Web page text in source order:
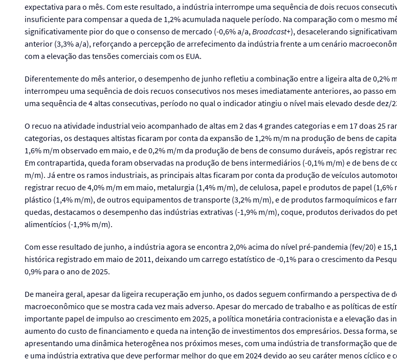
expectativa para o mês. Com este resultado, a indústria interrompe uma sequência de dois recuos
insuficiente para compensar a queda de 1,2% acumulada naquele período. Na comparação com o mesmo
significativamente pior do que o consenso de mercado (-0,6% a/a,Broadcast+), desacelerando
anterior (3,3% a/a), reforçando a percepção de arrefecimento da indústria frente a um cenário
com a elevação das tensões comerciais com os EUA.
Diferentemente do mês anterior, o desempenho de junho refletiu a combinação entre a ligeira alta de 0,2%
interrompeu uma sequência de dois recuos consecutivos nos meses imediatamente anteriores, ao passo
uma sequência de 4 altas consecutivas, período no qual o indicador atingiu o nível mais elevado desde dez/
O recuo na atividade industrial veio acompanhado de altas em 2 das 4 grandes categorias e em 17 doas 25
categorias, os destaques altistas ficaram por conta da expansão de 1,2% m/m na produção de bens de
1,6% m/m observado em maio, e de 0,2% m/m da produção de bens de consumo duráveis, após registrar
Em contrapartida, queda foram observadas na produção de bens intermediários (-0,1% m/m) e de bens de
m/m). Já entre os ramos industriais, as principais altas ficaram por conta da produção de veículos
registrar recuo de 4,0% m/m em maio, metalurgia (1,4% m/m), de celulosa, papel e produtos de papel
plástico (1,4% m/m), de outros equipamentos de transporte (3,2% m/m), e de produtos farmoquímicos e
quedas, destacamos o desempenho das indústrias extrativas (-1,9% m/m), coque, produtos derivados do
alimentícios (-1,9% m/m).
Com esse resultado de junho, a indústria agora se encontra 2,0% acima do nível pré-pandemia (fev/20) e
histórica registrado em maio de 2011, deixando um carrego estatístico de -0,1% para o crescimento da
0,9% para o ano de 2025.
De maneira geral, apesar da ligeira recuperação em junho, os dados seguem confirmando a perspectiva de
macroeconômico que se mostra cada vez mais adverso. Apesar do mercado de trabalho e as políticas de
importante papel de impulso ao crescimento em 2025, a política monetária contracionista e a elevação das
aumento do custo de financiamento e queda na intenção de investimentos dos empresários. Dessa forma,
apresentando uma dinâmica heterogênea nos próximos meses, com uma indústria de transformação que
e uma indústria extrativa que deve performar melhor do que em 2024 devido ao seu caráter menos cíclico e